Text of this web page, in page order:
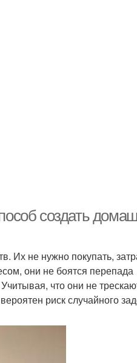
создать
Их не нужно покупать,
они не боятся перепада
что они не
риск случайного